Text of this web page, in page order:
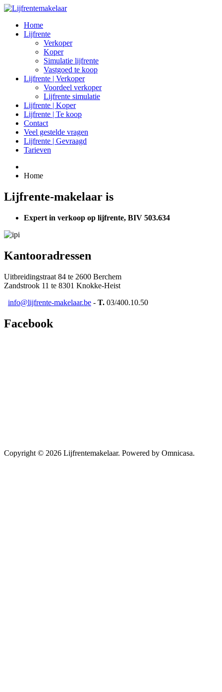
Home
Lijfrente
Verkoper
Koper
Simulatie lijfrente
Vastgoed te koop
Lijfrente | Verkoper
Voordeel verkoper
Lijfrente simulatie
Lijfrente | Koper
Lijfrente | Te koop
Contact
Veel gestelde vragen
Lijfrente | Gevraagd
Tarieven
Home
Lijfrente-makelaar is
Expert in verkoop op lijfrente, BIV 503.634
Kantooradressen
Uitbreidingstraat 84 te 2600 Berchem
Zandstrook 11 te 8301 Knokke-Heist
info@lijfrente-makelaar.be - T. 03/400.10.50
Facebook
Copyright © 2026 Lijfrentemakelaar. Powered by Omnicasa.